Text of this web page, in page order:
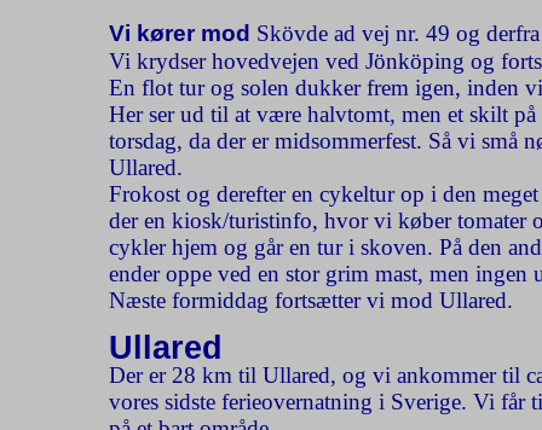
Vi kører mod Skövde ad vej nr. 49 og
Vi krydser hovedvejen ved Jönköping og
En flot tur og solen dukker frem igen, inden
Her ser ud til at være halvtomt, men et skilt
torsdag, da der er midsommerfest. Så vi små
Ullared.
Frokost og derefter en cykeltur op i den
der en kiosk/turistinfo, hvor vi køber tomater
cykler hjem og går en tur i skoven. På den
ender oppe ved en stor grim mast, men
Næste formiddag fortsætter vi mod Ullared.
Ullared
Der er 28 km til Ullared, og vi ankommer til
vores sidste ferieovernatning i Sverige. Vi